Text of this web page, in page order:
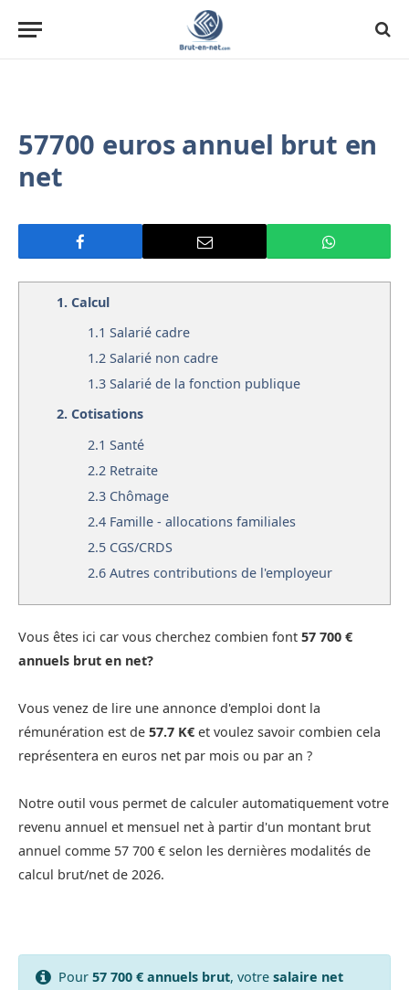
57700 euros annuel brut en
net
1. Calcul
1.1 Salarié cadre
1.2 Salarié non cadre
1.3 Salarié de la fonction publique
2. Cotisations
2.1 Santé
2.2 Retraite
2.3 Chômage
2.4 Famille - allocations familiales
2.5 CGS/CRDS
2.6 Autres contributions de l'employeur
Vous êtes ici car vous cherchez combien font 57 700 €
annuels brut en net?
Vous venez de lire une annonce d'emploi dont la
rémunération est de 57.7 K€ et voulez savoir combien cela
représentera en euros net par mois ou par an ?
Notre outil vous permet de calculer automatiquement votre
revenu annuel et mensuel net à partir d'un montant brut
annuel comme 57 700 € selon les dernières modalités de
calcul brut/net de 2026.
Pour 57 700 € annuels brut, votre salaire net